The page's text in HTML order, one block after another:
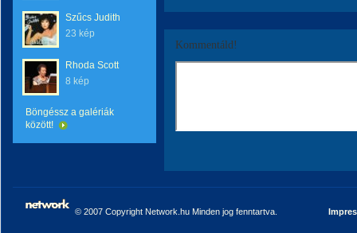
Szűcs Judith
23 kép
Rhoda Scott
8 kép
Böngéssz a galériák
között!
Kommentáld!
© 2007 Copyright Network.hu Minden jog fenntartva.